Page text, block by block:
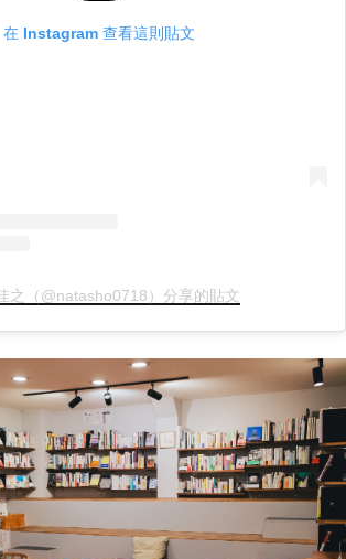
在 Instagram 查看這則貼文
之（@natasho0718）分享的貼文